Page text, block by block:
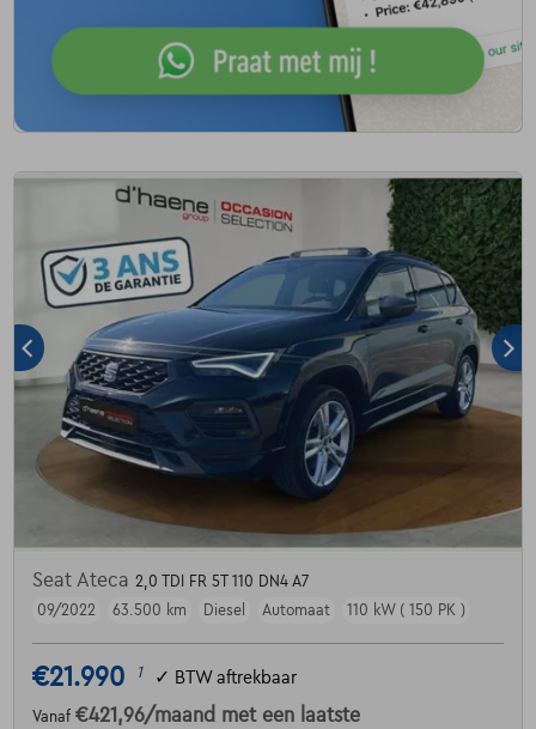
Seat Ateca 2,0 TDI FR 5T 110 DN4 A7
09/2022
63.500 km Diesel Automaat 110 kW ( 150 PK )
€21.990 1 ✓ BTW aftrekbaar
Vanaf €421,96/maand met een laatste